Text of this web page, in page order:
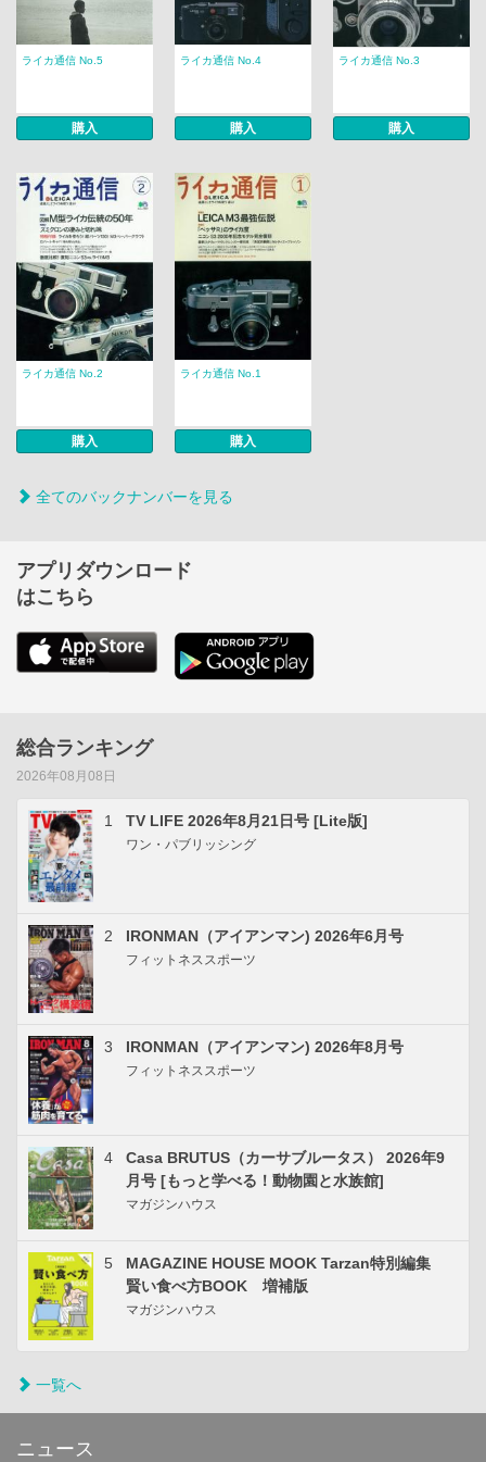
ライカ通信 No.5
購入
ライカ通信 No.4
購入
ライカ通信 No.3
購入
ライカ通信 No.2
購入
ライカ通信 No.1
購入
全てのバックナンバーを見る
アプリダウンロード
はこちら
総合ランキング
2026年08月08日
1 TV LIFE 2026年8月21日号 [Lite版]
ワン・パブリッシング
2 IRONMAN（アイアンマン) 2026年6月号
フィットネススポーツ
3 IRONMAN（アイアンマン) 2026年8月号
フィットネススポーツ
4
Casa BRUTUS（カーサブルータス） 2026年9
月号 [もっと学べる！動物園と水族館]
マガジンハウス
5
MAGAZINE HOUSE MOOK Tarzan特別編集
賢い食べ方BOOK 増補版
マガジンハウス
一覧へ
ニュース